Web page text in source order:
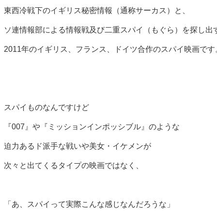
東西冷戦下のイギリス秘密情報（通称サーカス）と、
ソ連情報部による情報戦及び二重スパイ（もぐら）を探し出
2011年のイギリス、フランス、ドイツ合作のスパイ映画です
スパイものなんですけど
『007』や『ミッションインポッシブル』のような
迫力あるド派手な戦いや美女・イケメンが
次々と出てくるタイプの映画ではなく、
「あ、スパイって実際こんな感じなんだろうな」